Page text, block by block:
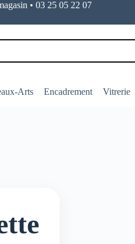
• 03 25 05 22 07
Arts Encadrement Vitrerie